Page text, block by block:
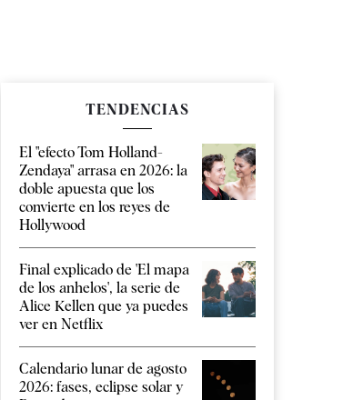
TENDENCIAS
El "efecto Tom Holland-
Zendaya" arrasa en 2026: la
doble apuesta que los
convierte en los reyes de
Hollywood
Final explicado de 'El mapa
de los anhelos', la serie de
Alice Kellen que ya puedes
ver en Netflix
Calendario lunar de agosto
2026: fases, eclipse solar y